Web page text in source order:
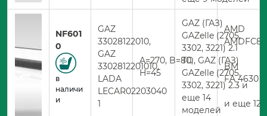
NF601
0
в
наличи
и
GAZ
33028122010,
GAZ
3302812201010,
LADA
LECAR02203040
1
A=270, B=80,
H=45
GAZ (ГАЗ)
GAZelle (2705,
3302, 3221) 2.1
TD, GAZ (ГАЗ)
GAZelle (2705,
3302, 3221) 2.3 и
еще 14
моделей
AMD
BM
FA 4630
и еще 12